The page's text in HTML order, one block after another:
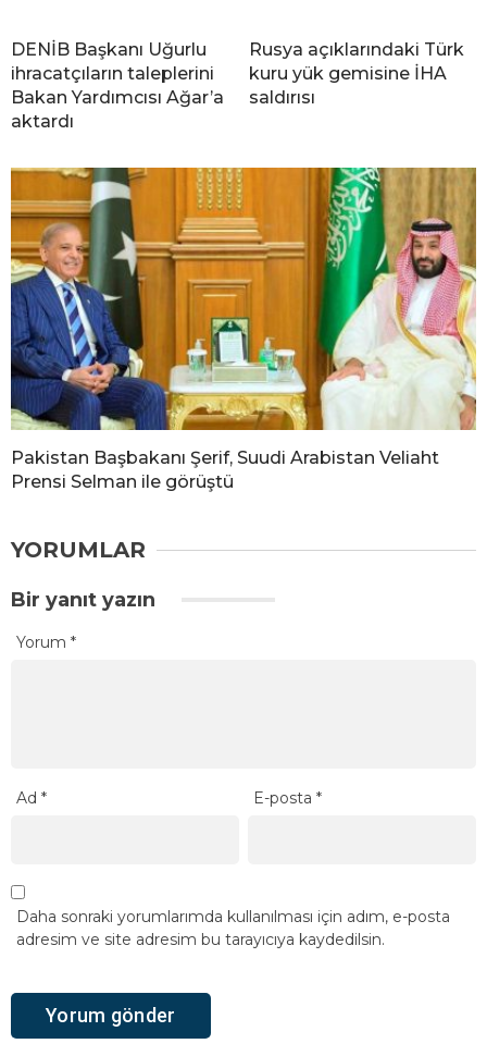
DENİB Başkanı Uğurlu
ihracatçıların taleplerini
Bakan Yardımcısı Ağar’a
aktardı
Rusya açıklarındaki Türk
kuru yük gemisine İHA
saldırısı
Pakistan Başbakanı Şerif, Suudi Arabistan Veliaht
Prensi Selman ile görüştü
YORUMLAR
Bir yanıt yazın
Yorum *
Ad * E-posta*
Daha sonraki yorumlarımda kullanılması için adım, e-posta
adresim ve site adresim bu tarayıcıya kaydedilsin.